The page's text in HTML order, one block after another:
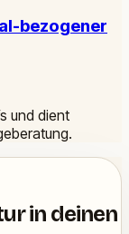
bezogener
und dient
in deinen